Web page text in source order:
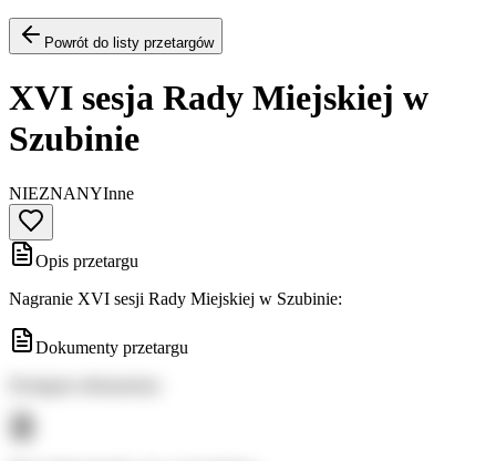
Powrót do listy przetargów
XVI sesja Rady Miejskiej w
Szubinie
NIEZNANYInne
Opis przetargu
Nagranie XVI sesji Rady Miejskiej w Szubinie:
Dokumenty przetargu